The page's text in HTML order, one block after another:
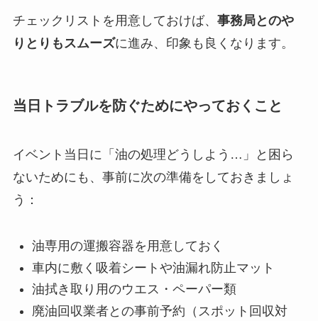
チェックリストを用意しておけば、 事務局とのや
りとりもスムーズに進み、印象も良くなります。
当日トラブルを防ぐためにやっておくこと
イベント当日に「油の処理どうしよう…」と困ら
ないためにも、事前に次の準備をしておきましょ
う：
油専用の運搬容器を用意しておく
車内に敷く吸着シートや油漏れ防止マット
油拭き取り用のウエス・ペーパー類
廃油回収業者との事前予約（スポット回収対